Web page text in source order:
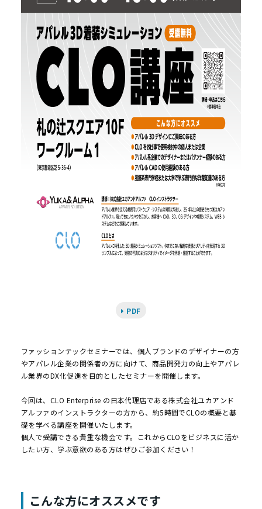
PDF
ファッションテックセミナーでは、個人ブランドのデザイナーの方
やアパレル企業の関係者の方に向けて、商品開発力の向上やアパレ
ル業界のDX化促進を目的としたセミナーを開催します。
今回は、CLO Enterprise の日本代理店である株式会社ユカアンド
アルファのインストラクターの方から、約5時間でCLOの概要と基
礎を学べる講座を開催いたします。
個人で受講できる貴重な機会です。これからCLOをビジネスに活か
したい方、学ぶ意欲のある方はぜひご参加ください！
こんな方にオススメです